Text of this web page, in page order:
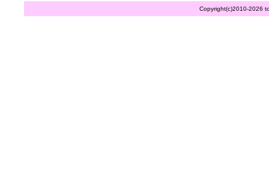
Copyright(c)2010-2026